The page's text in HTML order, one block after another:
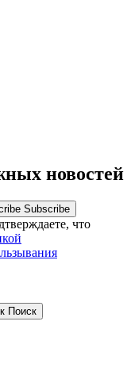
новостей
Subscribe
что
Поиск